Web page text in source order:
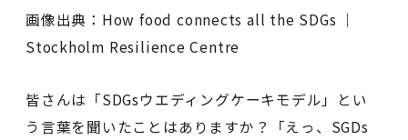
画像出典：How food connects all the SDGs │
Stockholm Resilience Centre
皆さんは「SDGsウエディングケーキモデル」とい
う言葉を聞いたことはありますか？「えっ、SGDs